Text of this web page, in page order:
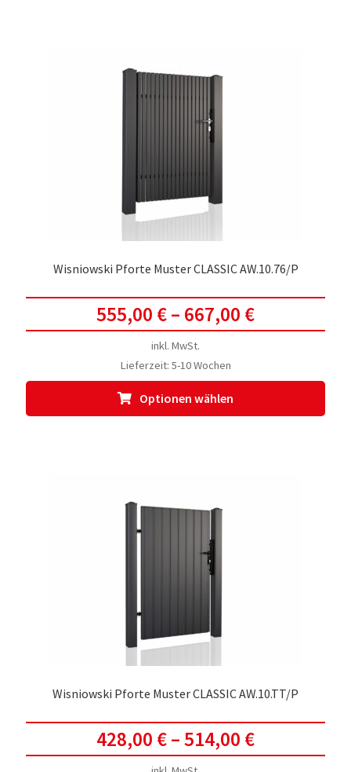
Wisniowski Pforte Muster CLASSIC AW.10.76/P
555,00 €– 667,00 €
inkl. MwSt.
Lieferzeit: 5-10 Wochen
Optionen wählen
Wisniowski Pforte Muster CLASSIC AW.10.TT/P
428,00 €–514,00 €